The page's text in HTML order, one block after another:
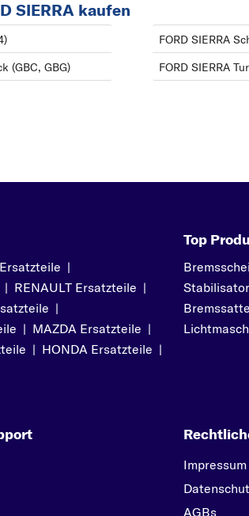
SIERRA kaufen
(GBC, GBG)
FORD SIERRA
FORD SIERRA
|
| RENAULT Ersatzteile |
|
| MAZDA Ersatzteile |
| HONDA Ersatzteile |
Top
Stabilisator
Impressum
AGBs